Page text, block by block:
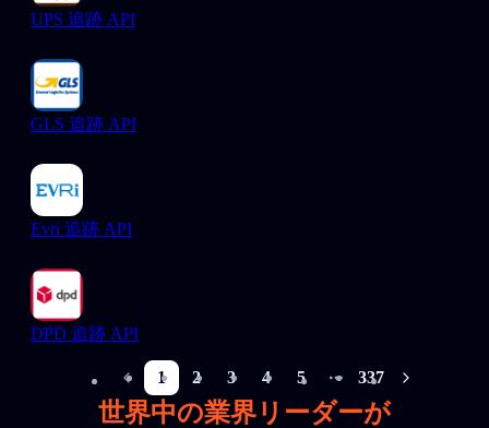
UPS 追跡 API
GLS 追跡 API
Evri 追跡 API
DPD 追跡 API
1 2 3 4 5
More pages
337
世界中の業界リーダーが